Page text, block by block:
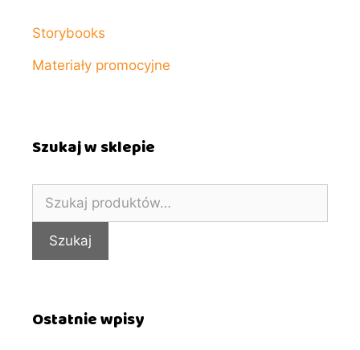
Storybooks
Materiały promocyjne
Szukaj w sklepie
Szukaj
Ostatnie wpisy